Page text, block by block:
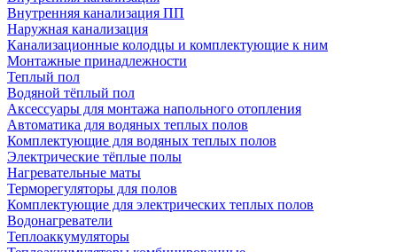
Внутренняя канализация ПП
Наружная канализация
Канализационные колодцы и комплектующие к ним
Монтажные принадлежности
Теплый пол
Водяной тёплый пол
Аксессуары для монтажа напольного отопления
Автоматика для водяных теплых полов
Комплектующие для водяных теплых полов
Электрические тёплые полы
Нагревательные маты
Терморегуляторы для полов
Комплектующие для электрических теплых полов
Водонагреватели
Теплоаккумуляторы